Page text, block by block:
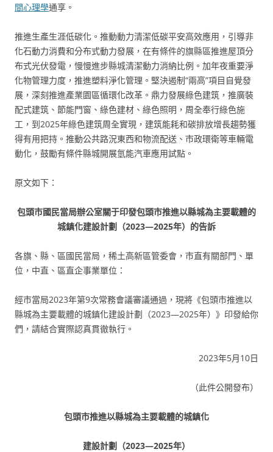
間心理學通享。
推進生產生涯低碳化。推動動力清潔低碳平安高效應用，引導非
化石動力消費和分布式動力發展，在有條件的旗縣區推進屋頂分
布式光伏發電，慢慢進步縣城清潔動力消納比例。加年夜重要淨
化物管理力度，推進塑料淨化管理。堅決遏制“兩高”項目自覺發
展，深刻推進產業園區循環化改革。鼎力發展綠色建筑，推廣裝
配式建筑、節能門窗、綠色建材、綠色照明，周全奉行綠色施
工，到2025年綠色建筑周全實現，建筑能耗和碳排放增長趨勢獲
得有用把持。推動公共路況東西和物流配送、市政環衛等車輛電
動化，鼓勵有條件縣城開展氫能汽車應用試點。
原文如下：
包頭市國民當局辦公室關于印發包頭市推進以縣城為主要載體的
城鎮化建設計劃（2023—2025年）的告訴
各旗、縣、區國民當局，稀土高新區管委會，市直有關部門、單
位，中直、區直企事業單位：
經市當局2023年第9次常務會議審議通過，現將《包頭市推進以
縣城為主要載體的城鎮化建設計劃（2023—2025年）》印發給你
們，請結合實際認真貫徹執行。
2023年5月10日
（此件公開發布）
包頭市推進以縣城為主要載體的城鎮化
建設計劃（2023—2025年）